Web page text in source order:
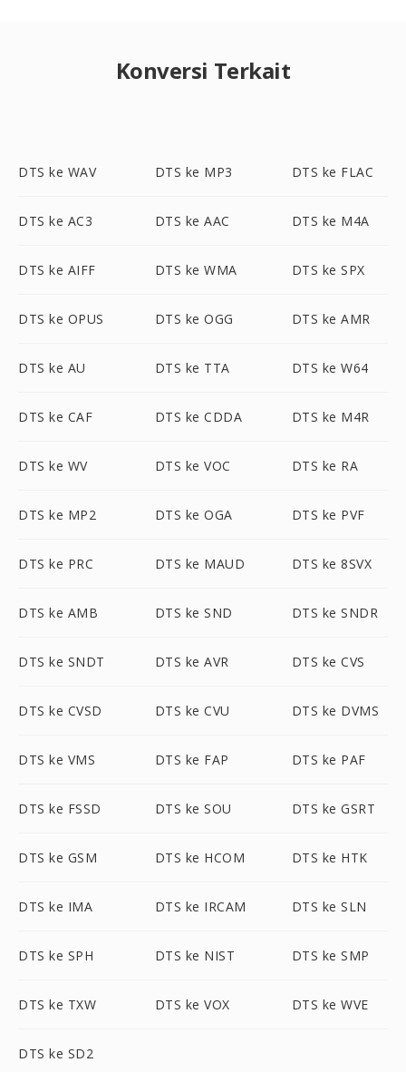
Konversi Terkait
DTS ke WAV DTS ke MP3 DTS ke FLAC
DTS ke AC3 DTS ke AAC DTS ke M4A
DTS ke AIFF DTS ke WMA DTS ke SPX
DTS ke OPUS DTS ke OGG DTS ke AMR
DTS ke AU DTS ke TTA DTS ke W64
DTS ke CAF DTS ke CDDA DTS ke M4R
DTS ke WV DTS ke VOC DTS ke RA
DTS ke MP2 DTS ke OGA DTS ke PVF
DTS ke PRC DTS ke MAUD DTS ke 8SVX
DTS ke AMB DTS ke SND DTS ke SNDR
DTS ke SNDT DTS ke AVR DTS ke CVS
DTS ke CVSD DTS ke CVU DTS ke DVMS
DTS ke VMS DTS ke FAP DTS ke PAF
DTS ke FSSD DTS ke SOU DTS ke GSRT
DTS ke GSM DTS ke HCOM DTS ke HTK
DTS ke IMA DTS ke IRCAM DTS ke SLN
DTS ke SPH DTS ke NIST DTS ke SMP
DTS ke TXW DTS ke VOX DTS ke WVE
DTS ke SD2